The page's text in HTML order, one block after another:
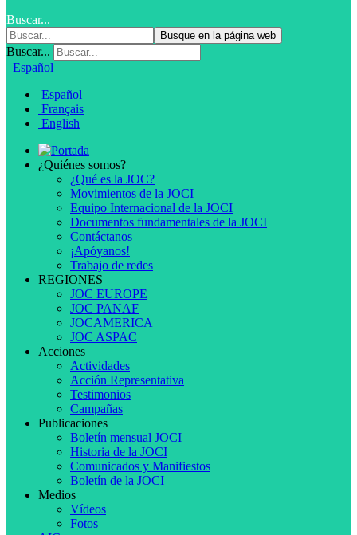
Buscar...
Busque en la página web
Buscar...
Español
Español
Français
English
¿Quiénes somos?
¿Qué es la JOC?
Movimientos de la JOCI
Equipo Internacional de la JOCI
Documentos fundamentales de la JOCI
Contáctanos
¡Apóyanos!
Trabajo de redes
REGIONES
JOC EUROPE
JOC PANAF
JOCAMERICA
JOC ASPAC
Acciones
Actividades
Acción Representativa
Testimonios
Campañas
Publicaciones
Boletín mensual JOCI
Historia de la JOCI
Comunicados y Manifiestos
Boletín de la JOCI
Medios
Vídeos
Fotos